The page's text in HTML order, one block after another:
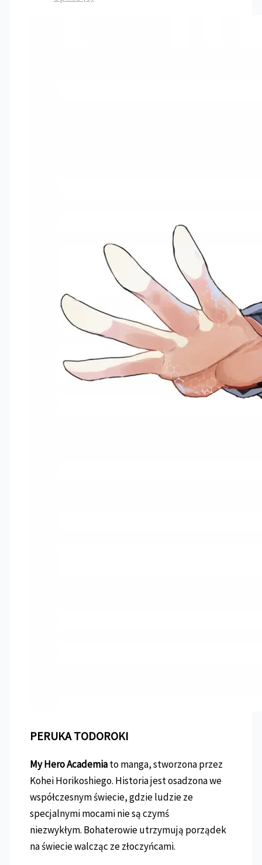
PERUKA TODOROKI
My Hero Academiato manga, stworzona przez
Kohei Horikoshiego. Historia jest osadzona we
współczesnym świecie, gdzie ludzie ze
specjalnymi mocami nie są czymś
niezwykłym. Bohaterowie utrzymują porządek
na świecie walcząc ze złoczyńcami.